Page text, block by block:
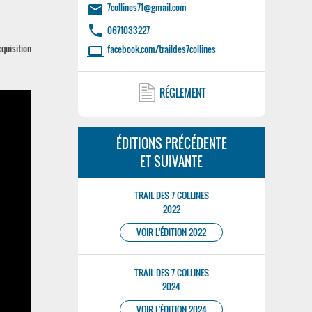
email 7collines71@gmail.com
phone 0671033227
laptop facebook.com/traildes7collines
RÉGLEMENT
ÉDITIONS PRÉCÉDENTE
ET SUIVANTE
TRAIL DES 7 COLLINES
2022
VOIR L'ÉDITION 2022
TRAIL DES 7 COLLINES
2024